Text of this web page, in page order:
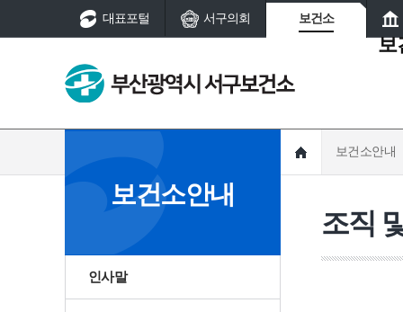
대표포털 서구의회 보건소
보
보건소안내
인사말
진료
일반진료
민원사무 의료기관·
급안내
보건사업
금연
금연시설 기준 및 과
료 부과
건강정보
건강자료
실
백내장
해외여행건강정보
열린마당
알림사항
보건소안내
인사말
보건소안내
조직